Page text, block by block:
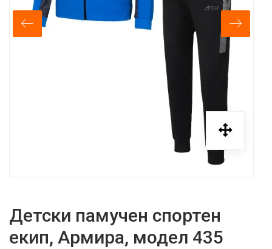
Детски памучен спортен
екип, Армира, модел 435